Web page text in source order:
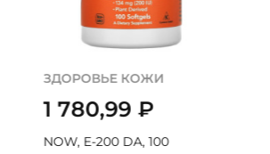
ЗДОРОВЬЕ КОЖИ
1 780,99₽
NOW, E-200 DA, 100